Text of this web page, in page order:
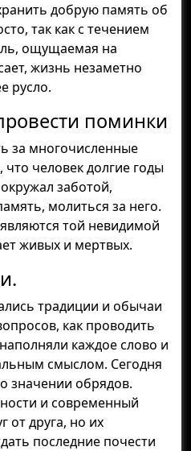
добрую память об
так как с течением
ощущаемая на
жизнь незаметно
русло.
поминки
за многочисленные
человек долгие годы
заботой,
молиться за него.
той невидимой
живых и мертвых.
традиции и обычаи
как проводить
каждое слово и
смыслом. Сегодня
значении обрядов.
и современный
от друга, но их
последние почести